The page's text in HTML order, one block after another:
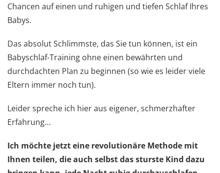
Chancen auf einen und ruhigen und tiefen Schlaf Ihres
Babys.
Das absolut Schlimmste, das Sie tun können, ist ein
Babyschlaf-Training ohne einen bewährten und
durchdachten Plan zu beginnen (so wie es leider viele
Eltern immer noch tun).
Leider spreche ich hier aus eigener, schmerzhafter
Erfahrung…
Ich möchte jetzt eine revolutionäre Methode mit
Ihnen teilen, die auch selbst das sturste Kind dazu